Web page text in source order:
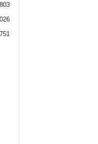
751